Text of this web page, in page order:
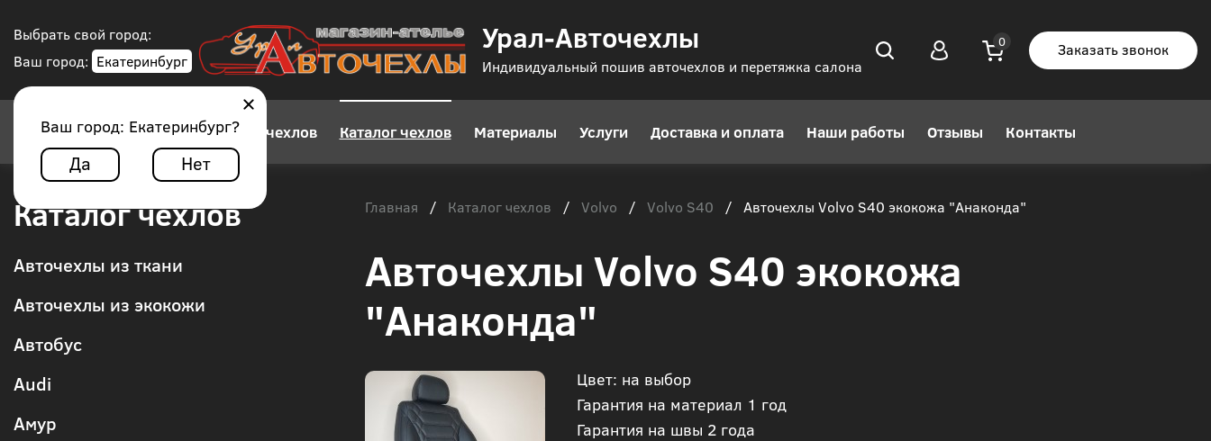
Выбрать свой город:
Ваш город: Екатеринбург
Ваш город: Екатеринбург?
Да Нет
Урал-Авточехлы
Индивидуальный пошив авточехлов и перетяжка салона
Заказать звонок
Конструктор авточехлов Каталог чехлов Материалы Услуги Доставка и оплата Наши работы Отзывы Контакты
Каталог чехлов
Авточехлы из ткани
Авточехлы из экокожи
Автобус
Audi
Амур
Главная / Каталог чехлов / Volvo / Volvo S40 / Авточехлы Volvo S40 экокожа "Анаконда"
Авточехлы Volvo S40 экокожа
"Анаконда"
Цвет: на выбор
Гарантия на материал 1 год
Гарантия на швы 2 года